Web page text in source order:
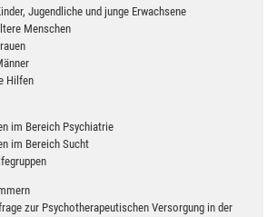
Jugendliche und junge Erwachsene
Menschen
Hilfen
im Bereich Psychiatrie
im Bereich Sucht
zur Psychotherapeutischen Versorgung in der